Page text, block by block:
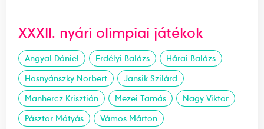
XXXII. nyári olimpiai játékok
Angyal Dániel Erdélyi Balázs
Hárai Balázs
Hosnyánszky Norbert
Jansik Szilárd
Manhercz Krisztián
Mezei Tamás
Nagy Viktor
Pásztor Mátyás
Vámos Márton